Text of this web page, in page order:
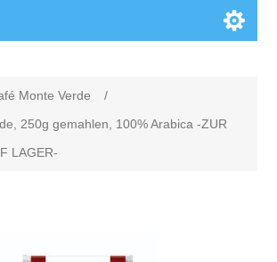
Monte Verde
/
250g gemahlen, 100% Arabica -ZUR
LAGER-